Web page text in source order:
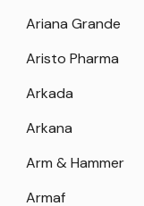
Ariana Grande
Aristo Pharma
Arkada
Arkana
Arm & Hammer
Armaf